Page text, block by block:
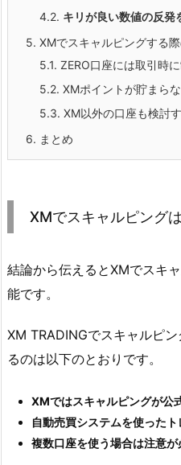
4.2. キリが良い数値の反発
5. XMでスキャルピングする
5.1. ZERO口座には取引時
5.2. XMポイントが貯まら
5.3. XM以外の口座も検討
6. まとめ
XMでスキャルピング
結論から伝えるとXMでスキ
能です。
XM TRADINGでスキャルピ
るのは以下のとおりです。
XMではスキャルピングが公
自動売買システムを使った
複数口座を使う場合は注意が